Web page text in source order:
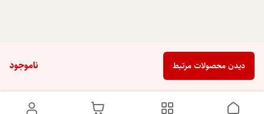
ناموجود دیدن محصولات مرتبط